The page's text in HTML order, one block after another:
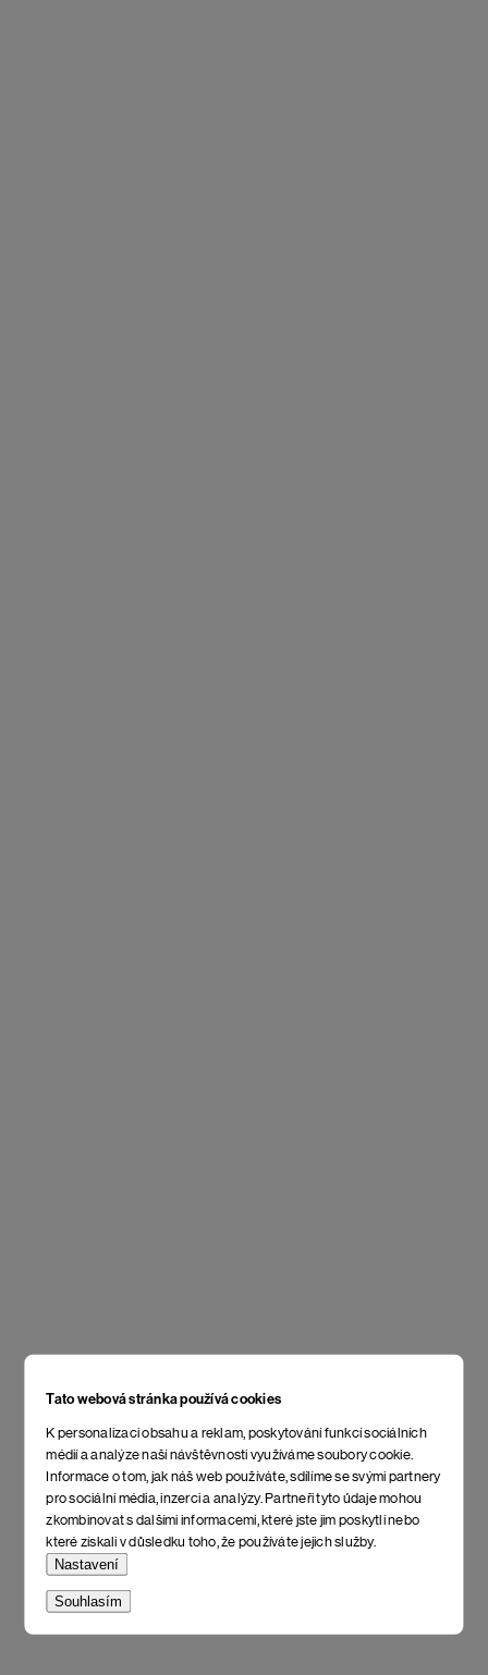
Tato webová stránka používá cookies
K personalizaci obsahu a reklam, poskytování funkcí sociálních
médií a analýze naší návštěvnosti využíváme soubory cookie.
Informace o tom, jak náš web používáte, sdílíme se svými partnery
pro sociální média, inzerci a analýzy. Partneři tyto údaje mohou
zkombinovat s dalšími informacemi, které jste jim poskytli nebo
které získali v důsledku toho, že používáte jejich služby.
Nastavení
Souhlasím